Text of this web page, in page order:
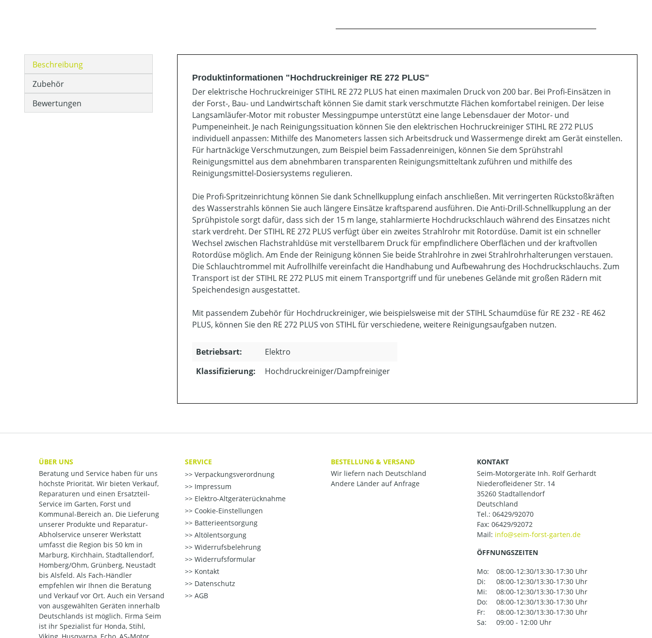
Beschreibung
Zubehör
Bewertungen
Produktinformationen "Hochdruckreiniger RE 272 PLUS"
Der elektrische Hochruckreiniger STIHL RE 272 PLUS hat einen maximalen Druck von 200 bar. Bei Profi-Einsätzen in
der Forst-, Bau- und Landwirtschaft können Sie damit stark verschmutzte Flächen komfortabel reinigen. Der leise
Langsamläufer-Motor mit robuster Messingpumpe unterstützt eine lange Lebensdauer der Motor- und
Pumpeneinheit. Je nach Reinigungssituation können Sie den elektrischen Hochruckreiniger STIHL RE 272 PLUS
individuell anpassen: Mithilfe des Manometers lassen sich Arbeitsdruck und Wassermenge direkt am Gerät einstellen.
Für hartnäckige Verschmutzungen, zum Beispiel beim Fassadenreinigen, können Sie dem Sprühstrahl
Reinigungsmittel aus dem abnehmbaren transparenten Reinigungsmitteltank zuführen und mithilfe des
Reinigungsmittel-Dosiersystems regulieren.
Die Profi-Spritzeinrichtung können Sie dank Schnellkupplung einfach anschließen. Mit verringerten Rückstoßkräften
des Wasserstrahls können Sie auch längere Einsätze kraftsparend ausführen. Die Anti-Drill-Schnellkupplung an der
Sprühpistole sorgt dafür, dass sich der 15 m lange, stahlarmierte Hochdruckschlauch während des Einsatzes nicht
stark verdreht. Der STIHL RE 272 PLUS verfügt über ein zweites Strahlrohr mit Rotordüse. Damit ist ein schneller
Wechsel zwischen Flachstrahldüse mit verstellbarem Druck für empfindlichere Oberflächen und der kraftvollen
Rotordüse möglich. Am Ende der Reinigung können Sie beide Strahlrohre in zwei Strahlrohrhalterungen verstauen.
Die Schlauchtrommel mit Aufrollhilfe vereinfacht die Handhabung und Aufbewahrung des Hochdruckschlauchs. Zum
Transport ist der STIHL RE 272 PLUS mit einem Transportgriff und für unebenes Gelände mit großen Rädern mit
Speichendesign ausgestattet.
Mit passendem Zubehör für Hochdruckreiniger, wie beispielsweise mit der STIHL Schaumdüse für RE 232 - RE 462
PLUS, können Sie den RE 272 PLUS von STIHL für verschiedene, weitere Reinigungsaufgaben nutzen.
Betriebsart:
Elektro
Klassifizierung:
Hochdruckreiniger/Dampfreiniger
ÜBER UNS
Beratung und Service haben für uns
höchste Priorität. Wir bieten Verkauf,
Reparaturen und einen Ersatzteil-
Service im Garten, Forst und
Kommunal-Bereich an. Die Lieferung
unserer Produkte und Reparatur-
Abholservice unserer Werkstatt
umfasst die Region bis 50 km in
Marburg, Kirchhain, Stadtallendorf,
Homberg/Ohm, Grünberg, Neustadt
bis Alsfeld. Als Fach-Händler
empfehlen wir Ihnen die Beratung
und Verkauf vor Ort. Auch ein Versand
von ausgewählten Geräten innerhalb
Deutschlands ist möglich. Firma Seim
ist ihr Spezialist für Honda, Stihl,
SERVICE
Verpackungsverordnung
Impressum
Elektro-Altgeräterücknahme
Cookie-Einstellungen
Batterieentsorgung
Altölentsorgung
Widerrufsbelehrung
Widerrufsformular
Kontakt
Datenschutz
AGB
BESTELLUNG & VERSAND
Wir liefern nach Deutschland
Andere Länder auf Anfrage
KONTAKT
Seim-Motorgeräte Inh. Rolf Gerhardt
Niederofleidener Str. 14
35260 Stadtallendorf
Deutschland
Tel.: 06429/92070
Fax: 06429/92072
Mail:
ÖFFNUNGSZEITEN
Mo:
08:00-12:30/13:30-17:30 Uhr
Di:
08:00-12:30/13:30-17:30 Uhr
Mi:
08:00-12:30/13:30-17:30 Uhr
Do:
08:00-12:30/13:30-17:30 Uhr
Fr:
08:00-12:30/13:30-17:30 Uhr
Sa:
09:00 - 12:00 Uhr